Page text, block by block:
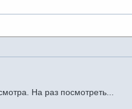
На раз посмотреть...